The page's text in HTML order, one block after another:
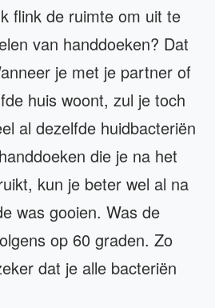
flink de ruimte om uit te
van handdoeken? Dat
je met je partner of
huis woont, zul je toch
al dezelfde huidbacteriën
die je na het
kun je beter wel al na
was gooien. Was de
op 60 graden. Zo
dat je alle bacteriën